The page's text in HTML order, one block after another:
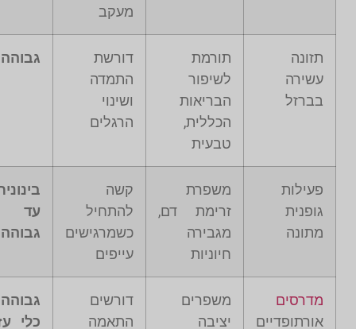
מעקב
תזונה
עשירה
בברזל
תורמת
לשיפור
הבריאות
הכללית,
טבעית
דורשת
התמדה
ושינוי
הרגלים
גבוהה
פעילות
גופנית
מתונה
משפרת
זרימת דם,
מגבירה
חיוניות
קשה
להתחיל
כשמרגישים
עייפים
עד
גבוהה
מדרסים
אורתופדיים
משפרים
יציבה
דורשים
התאמה
כלי